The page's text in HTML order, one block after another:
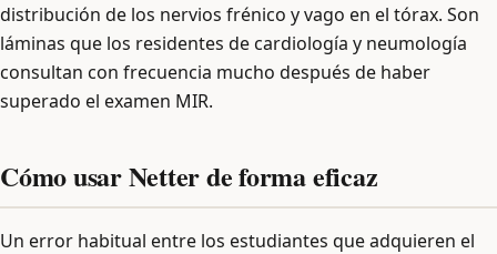
distribución de los nervios frénico y vago en el tórax. Son
láminas que los residentes de cardiología y neumología
consultan con frecuencia mucho después de haber
superado el examen MIR.
Cómo usar Netter de forma eficaz
Un error habitual entre los estudiantes que adquieren el